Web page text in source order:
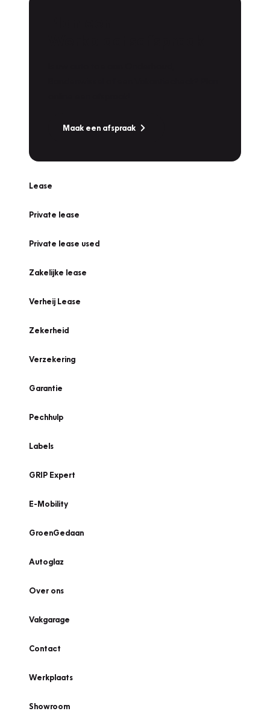
Maak een afspraak
Lease
Private lease
Private lease used
Zakelijke lease
Verheij Lease
Zekerheid
Verzekering
Garantie
Pechhulp
Labels
GRIP Expert
E-Mobility
GroenGedaan
Autoglaz
Over ons
Vakgarage
Contact
Werkplaats
Showroom